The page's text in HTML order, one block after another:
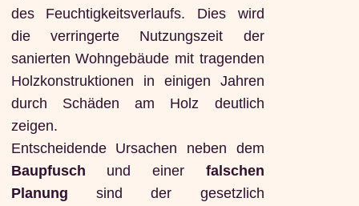
des Feuchtigkeitsverlaufs. Dies wird
die verringerte Nutzungszeit der
sanierten Wohngebäude mit tragenden
Holzkonstruktionen in einigen Jahren
durch Schäden am Holz deutlich
zeigen.
Entscheidende Ursachen neben dem
Baupfusch und einer falschen
Planung sind der gesetzlich